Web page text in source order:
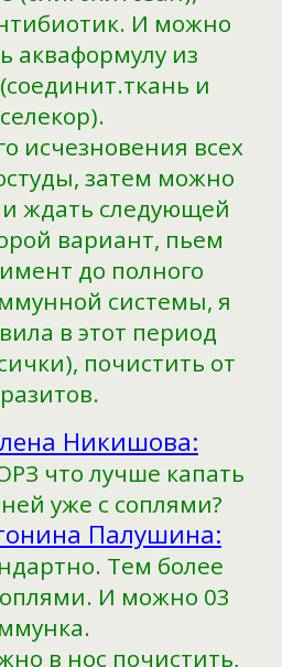
И можно
акваформулу из
и
исчезновения всех
затем можно
и ждать следующей
вариант, пьем
до полного
системы, я
в этот период
почистить от
Никишова:
что лучше капать
уже с соплями?
Палушина:
Тем более
И можно 03
в нос почистить,